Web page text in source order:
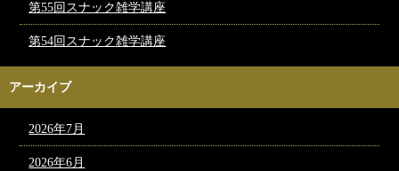
第55回スナック雑学講座
第54回スナック雑学講座
アーカイブ
2026年7月
2026年6月